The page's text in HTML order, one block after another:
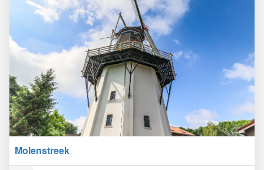
Molenstreek